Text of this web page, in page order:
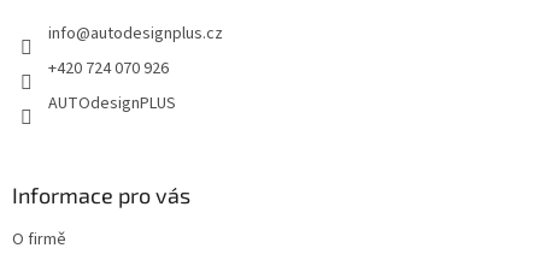
info@autodesignplus.cz
+420 724 070 926
AUTOdesignPLUS
Informace pro vás
O firmě